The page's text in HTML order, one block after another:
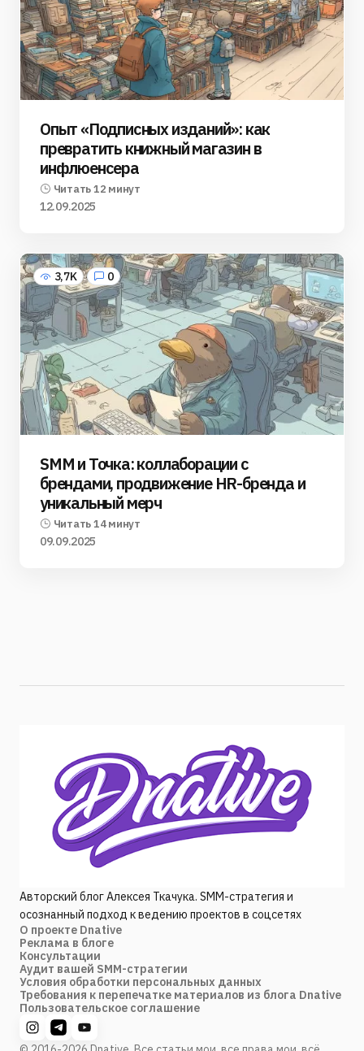
Опыт «Подписных изданий»: как
превратить книжный магазин в
инфлюенсера
Читать 12 минут
12.09.2025
3,7K 0
SMM и Точка: коллаборации с
брендами, продвижение HR-бренда и
уникальный мерч
Читать 14 минут
09.09.2025
Авторский блог Алексея Ткачука. SMM-стратегия и
осознанный подход к ведению проектов в соцсетях
О проекте Dnative
Реклама в блоге
Консультации
Аудит вашей SMM-стратегии
Условия обработки персональных данных
Требования к перепечатке материалов из блога Dnative
Пользовательское соглашение